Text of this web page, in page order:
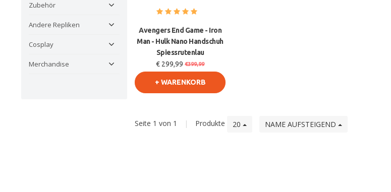
Zubehör
Andere Repliken
Cosplay
Merchandise
Avengers End Game - Iron
Man - Hulk Nano Handschuh
Spiessrutenlau
€ 299,99 €399,99
+ WARENKORB
Seite 1 von 1 | Produkte 20 NAME AUFSTEIGEND